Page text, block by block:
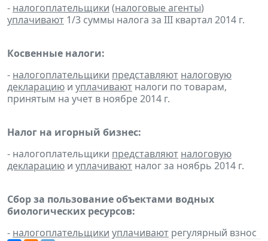
- налогоплательщики (налоговые агенты)
уплачивают 1/3 суммы налога за III квартал 2014 г.
Косвенные налоги:
- налогоплательщики представляют налоговую
декларацию и уплачивают налоги по товарам,
принятым на учет в ноябре 2014 г.
Налог на игорный бизнес:
- налогоплательщики представляют налоговую
декларацию и уплачивают налог за ноябрь 2014 г.
Сбор за пользование объектами водных
биологических ресурсов:
- налогоплательщики уплачивают регулярный взнос